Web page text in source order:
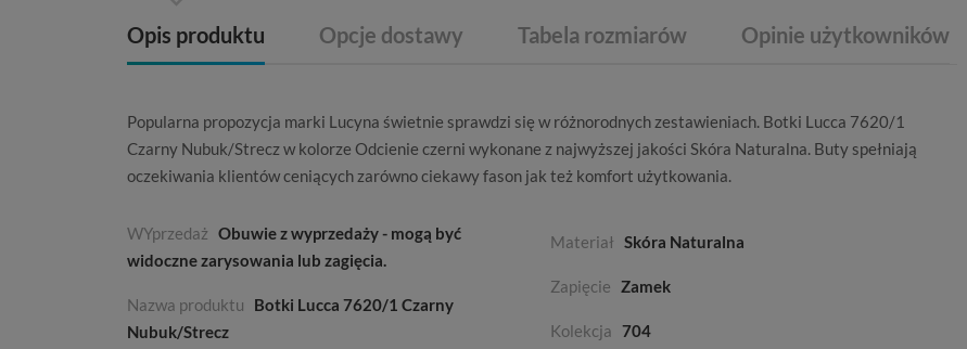
Opis produktu Opcje dostawy Tabela rozmiarów Opinie użytkowników
Popularna propozycja marki Lucyna świetnie sprawdzi się w różnorodnych zestawieniach. Botki Lucca 7620/1
Czarny Nubuk/Strecz w kolorze Odcienie czerni wykonane z najwyższej jakości Skóra Naturalna. Buty spełniają
oczekiwania klientów ceniących zarówno ciekawy fason jak też komfort użytkowania.
WYprzedaż Obuwie z wyprzedaży - mogą być
widoczne zarysowania lub zagięcia.
Nazwa produktu
Botki Lucca 7620/1 Czarny
Nubuk/Strecz
Materiał Skóra Naturalna
Zapięcie Zamek
Kolekcja 704